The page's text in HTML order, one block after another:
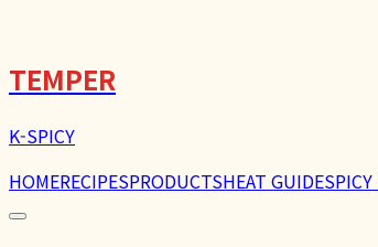
TEMPER
K-SPICY
HOMERECIPESPRODUCTSHEAT GUIDE